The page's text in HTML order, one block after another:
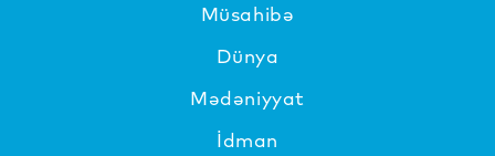
Müsahibə
Dünya
Mədəniyyat
İdman